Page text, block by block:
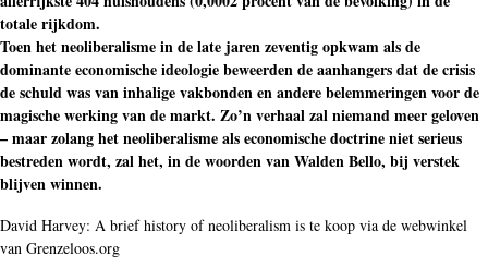
totale rijkdom.
Toen het neoliberalisme in de late jaren zeventig opkwam als de
dominante economische ideologie beweerden de aanhangers dat de crisis
de schuld was van inhalige vakbonden en andere belemmeringen voor de
magische werking van de markt. Zo’n verhaal zal niemand meer geloven
– maar zolang het neoliberalisme als economische doctrine niet serieus
bestreden wordt, zal het, in de woorden van Walden Bello, bij verstek
blijven winnen.
David Harvey: A brief history of neoliberalism is te koop via de webwinkel
van Grenzeloos.org